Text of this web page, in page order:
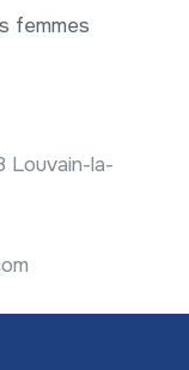
femmes
Louvain-la-